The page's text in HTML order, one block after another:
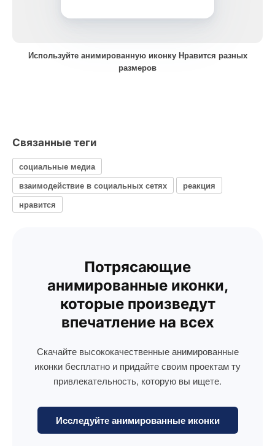
Используйте анимированную иконку Нравится разных
размеров
Связанные теги
социальные медиа
взаимодействие в социальных сетях
реакция
нравится
Потрясающие
анимированные иконки,
которые произведут
впечатление на всех
Скачайте высококачественные анимированные
иконки бесплатно и придайте своим проектам ту
привлекательность, которую вы ищете.
Исследуйте анимированные иконки